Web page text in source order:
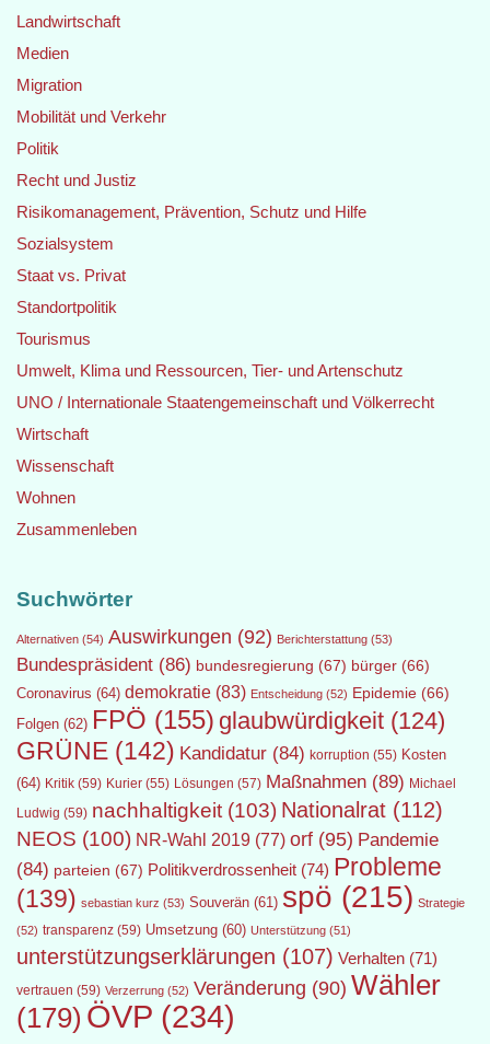
Landwirtschaft
Medien
Migration
Mobilität und Verkehr
Politik
Recht und Justiz
Risikomanagement, Prävention, Schutz und Hilfe
Sozialsystem
Staat vs. Privat
Standortpolitik
Tourismus
Umwelt, Klima und Ressourcen, Tier- und Artenschutz
UNO / Internationale Staatengemeinschaft und Völkerrecht
Wirtschaft
Wissenschaft
Wohnen
Zusammenleben
Suchwörter
Alternativen (54) Auswirkungen (92) Berichterstattung (53)
Bundespräsident (86) bundesregierung (67) bürger (66)
Coronavirus (64) demokratie (83) Entscheidung (52) Epidemie (66)
Folgen (62) FPÖ (155) glaubwürdigkeit (124)
GRÜNE (142) Kandidatur (84) korruption (55) Kosten
(64) Kritik (59) Kurier (55) Lösungen (57) Maßnahmen (89) Michael
Ludwig (59) nachhaltigkeit (103) Nationalrat (112)
NEOS (100) NR-Wahl 2019 (77) orf (95) Pandemie
(84) parteien (67) Politikverdrossenheit (74) Probleme
(139) sebastian kurz (53) Souverän (61) spö (215) Strategie
(52) transparenz (59) Umsetzung (60) Unterstützung (51)
unterstützungserklärungen (107) Verhalten (71)
vertrauen (59) Verzerrung (52) Veränderung (90) Wähler
(179) ÖVP (234)